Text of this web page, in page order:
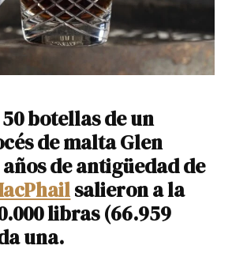
botellas de un
de malta Glen
de antigüedad de
salieron a la
libras (66.959
una.